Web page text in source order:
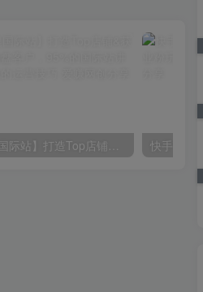
【阿里国际站】打造Top店铺&获得优质询盘客户，​95%的国际站讲师不会说的运营技巧